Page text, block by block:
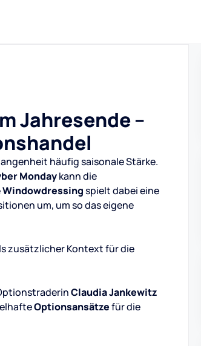
Jahresende –
häufig saisonale Stärke.
Mondaykann die
Windowdressingspielt dabei eine
um, um so das eigene
zusätzlicher Kontext für die
Claudia Jankewitz
Optionsansätzefür die